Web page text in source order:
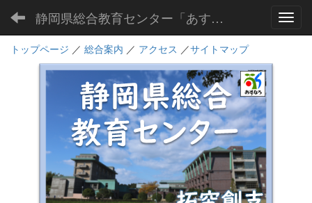
静岡県総合教育センター「あすなろ」
トップページ ／ 総合案内 ／ アクセス ／サイトマップ